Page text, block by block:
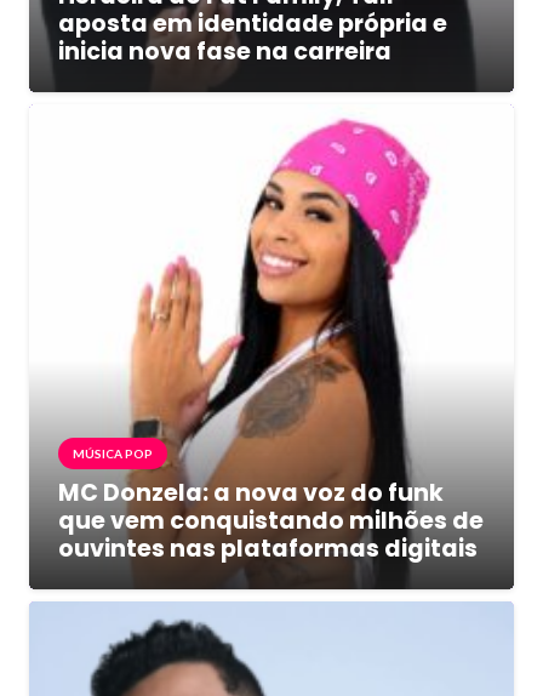
aposta em identidade própria e
inicia nova fase na carreira
MÚSICA POP
MC Donzela: a nova voz do funk
que vem conquistando milhões de
ouvintes nas plataformas digitais